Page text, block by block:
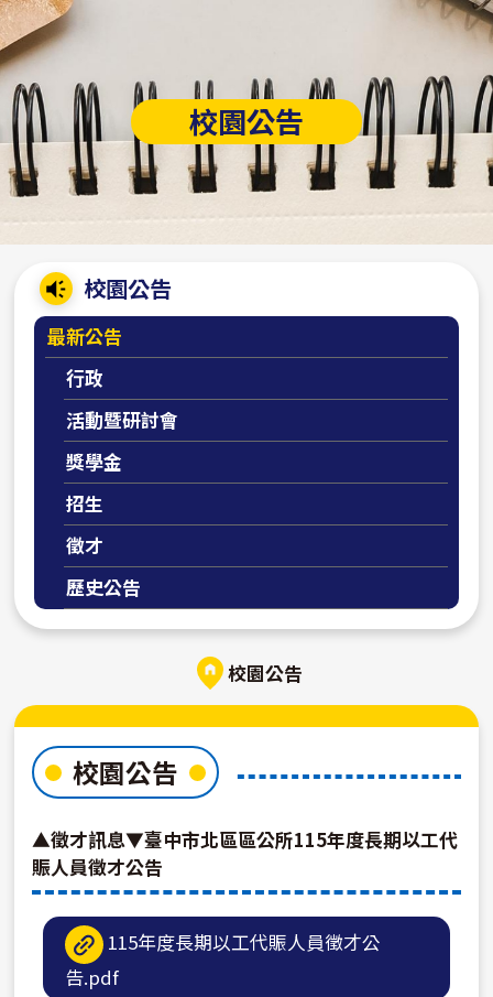
校園公告
校園公告
最新公告
行政
活動暨研討會
獎學金
招生
徵才
歷史公告
校園公告
校園公告
▲徵才訊息▼臺中市北區區公所115年度長期以工代
賑人員徵才公告
115年度長期以工代賑人員徵才公
告.pdf